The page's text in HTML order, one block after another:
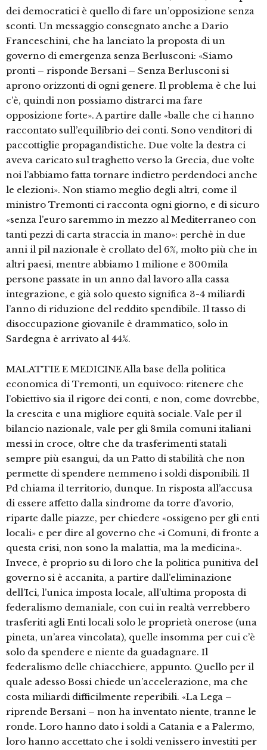
dei democratici è quello di fare un’opposizione senza
sconti. Un messaggio consegnato anche a Dario
Franceschini, che ha lanciato la proposta di un
governo di emergenza senza Berlusconi: «Siamo
pronti – risponde Bersani – Senza Berlusconi si
aprono orizzonti di ogni genere. Il problema è che lui
c’è, quindi non possiamo distrarci ma fare
opposizione forte». A partire dalle «balle che ci hanno
raccontato sull’equilibrio dei conti. Sono venditori di
paccottiglie propagandistiche. Due volte la destra ci
aveva caricato sul traghetto verso la Grecia, due volte
noi l’abbiamo fatta tornare indietro perdendoci anche
le elezioni». Non stiamo meglio degli altri, come il
ministro Tremonti ci racconta ogni giorno, e di sicuro
«senza l’euro saremmo in mezzo al Mediterraneo con
tanti pezzi di carta straccia in mano»: perchè in due
anni il pil nazionale è crollato del 6%, molto più che in
altri paesi, mentre abbiamo 1 milione e 300mila
persone passate in un anno dal lavoro alla cassa
integrazione, e già solo questo significa 3-4 miliardi
l’anno di riduzione del reddito spendibile. Il tasso di
disoccupazione giovanile è drammatico, solo in
Sardegna è arrivato al 44%.
MALATTIE E MEDICINE Alla base della politica
economica di Tremonti, un equivoco: ritenere che
l’obiettivo sia il rigore dei conti, e non, come dovrebbe,
la crescita e una migliore equità sociale. Vale per il
bilancio nazionale, vale per gli 8mila comuni italiani
messi in croce, oltre che da trasferimenti statali
sempre più esangui, da un Patto di stabilità che non
permette di spendere nemmeno i soldi disponibili. Il
Pd chiama il territorio, dunque. In risposta all’accusa
di essere affetto dalla sindrome da torre d’avorio,
riparte dalle piazze, per chiedere «ossigeno per gli enti
locali» e per dire al governo che «i Comuni, di fronte a
questa crisi, non sono la malattia, ma la medicina».
Invece, è proprio su di loro che la politica punitiva del
governo si è accanita, a partire dall’eliminazione
dell’Ici, l’unica imposta locale, all’ultima proposta di
federalismo demaniale, con cui in realtà verrebbero
trasferiti agli Enti locali solo le proprietà onerose (una
pineta, un’area vincolata), quelle insomma per cui c’è
solo da spendere e niente da guadagnare. Il
federalismo delle chiacchiere, appunto. Quello per il
quale adesso Bossi chiede un’accelerazione, ma che
costa miliardi difficilmente reperibili. «La Lega –
riprende Bersani – non ha inventato niente, tranne le
ronde. Loro hanno dato i soldi a Catania e a Palermo,
loro hanno accettato che i soldi venissero investiti per